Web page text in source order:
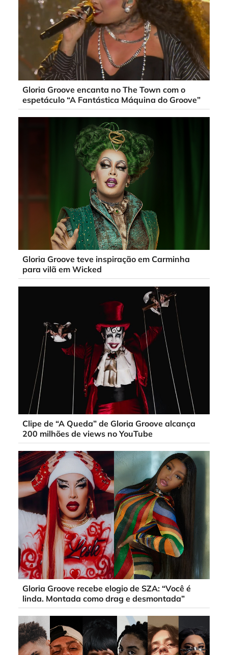
Gloria Groove encanta no The Town com o
espetáculo “A Fantástica Máquina do Groove”
Gloria Groove teve inspiração em Carminha
para vilã em Wicked
Clipe de “A Queda” de Gloria Groove alcança
200 milhões de views no YouTube
Gloria Groove recebe elogio de SZA: “Você é
linda. Montada como drag e desmontada”